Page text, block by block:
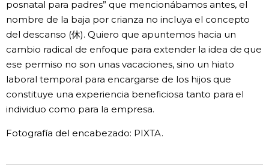
posnatal para padres” que mencionábamos antes, el
nombre de la baja por crianza no incluya el concepto
del descanso (休). Quiero que apuntemos hacia un
cambio radical de enfoque para extender la idea de que
ese permiso no son unas vacaciones, sino un hiato
laboral temporal para encargarse de los hijos que
constituye una experiencia beneficiosa tanto para el
individuo como para la empresa.
Fotografía del encabezado: PIXTA.